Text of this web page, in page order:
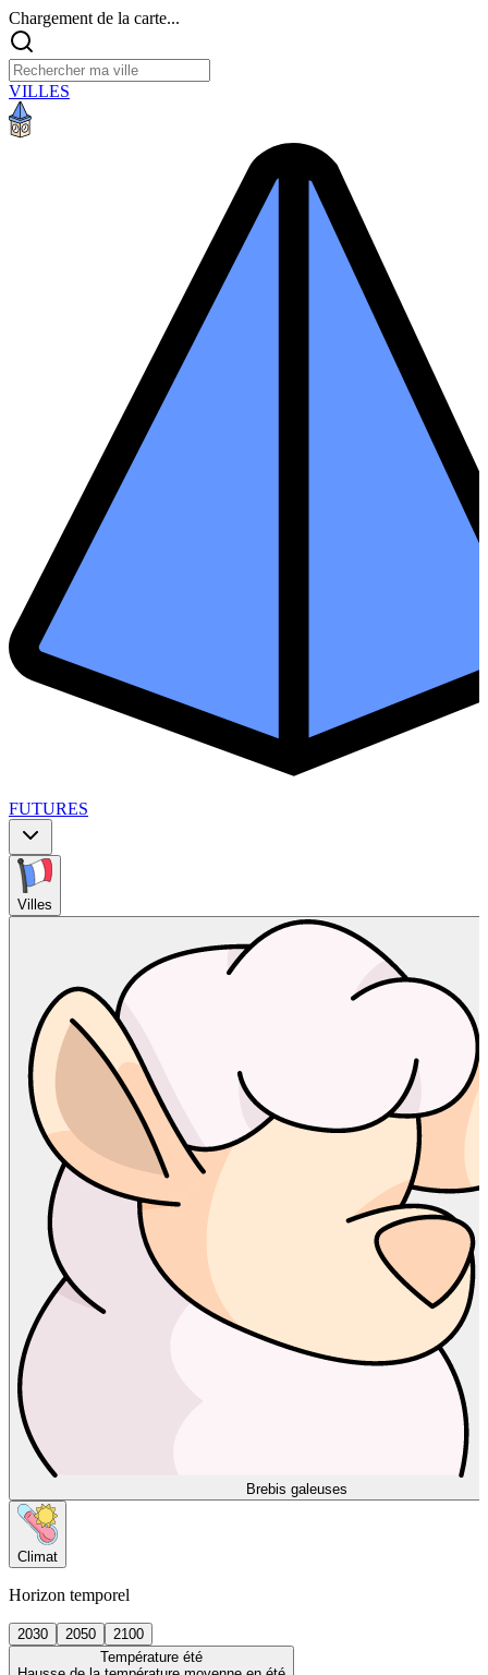
Chargement de la carte...
VILLES
FUTURES
Villes
Brebis galeuses
Climat
Horizon temporel
2030 2050
2100
Température été